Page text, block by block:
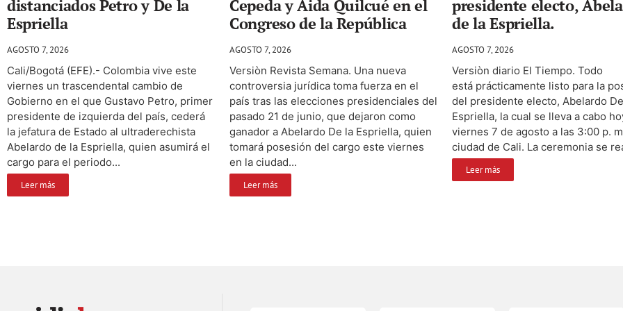
distanciados Petro y De la
Espriella
AGOSTO 7, 2026
Cali/Bogotá (EFE).- Colombia vive este
viernes un trascendental cambio de
Gobierno en el que Gustavo Petro, primer
presidente de izquierda del país, cederá
la jefatura de Estado al ultraderechista
Abelardo de la Espriella, quien asumirá el
cargo para el periodo...
Leer más
Cepeda y Aida Quilcué en el
Congreso de la República
AGOSTO 7, 2026
Versiòn Revista Semana. Una nueva
controversia jurídica toma fuerza en el
país tras las elecciones presidenciales del
pasado 21 de junio, que dejaron como
ganador a Abelardo De la Espriella, quien
tomará posesión del cargo este viernes
en la ciudad...
Leer más
presidente electo,
de la Espriella.
AGOSTO 7, 2026
Versiòn diario El Tiempo. Todo
está prácticamente listo para la
del presidente electo, Abelardo
Espriella, la cual se lleva a cabo
viernes 7 de agosto a las 3:00 p.
ciudad de Cali. La ceremonia se
Leer más